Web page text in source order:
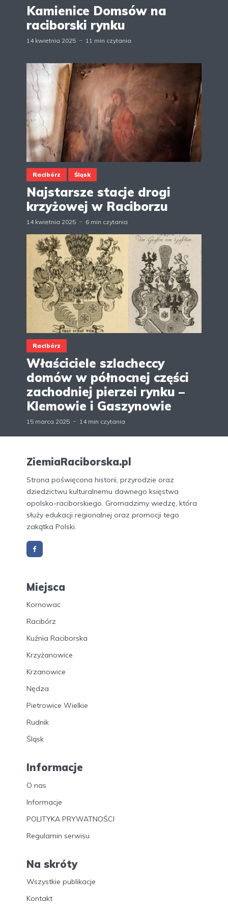
Kamienice Domsów na
raciborski rynku
14 kwietnia 2025 11 min czytania
Racibórz Śląsk
Najstarsze stacje drogi
krzyżowej w Raciborzu
14 kwietnia 2025 6 min czytania
Racibórz
Właściciele szlacheccy
domów w północnej części
zachodniej pierzei rynku –
Klemowie i Gaszynowie
15 marca 2025 14 min czytania
ZiemiaRaciborska.pl
Strona poświęcona historii, przyrodzie oraz
dziedzictwu kulturalnemu dawnego księstwa
opolsko-raciborskiego. Gromadzimy wiedzę, która
służy edukacji regionalnej oraz promocji tego
zakątka Polski.
Miejsca
Kornowac
Racibórz
Kuźnia Raciborska
Krzyżanowice
Krzanowice
Nędza
Pietrowice Wielkie
Rudnik
Śląsk
Informacje
O nas
Informacje
POLITYKA PRYWATNOŚCI
Regulamin serwisu
Na skróty
Wszystkie publikacje
Kontakt